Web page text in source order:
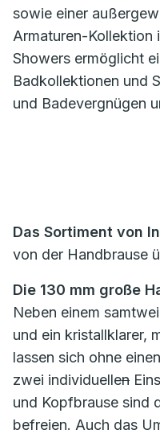
sowie einer
Armaturen-Kollektion
Showers ermöglicht
Badkollektionen und
und Badevergnügen
Das Sortiment von
von der Handbrause
Die 130 mm große
Neben einem
und ein kristallklarer,
lassen sich ohne
zwei individuellen
und Kopfbrause sind
befreien. Auch das